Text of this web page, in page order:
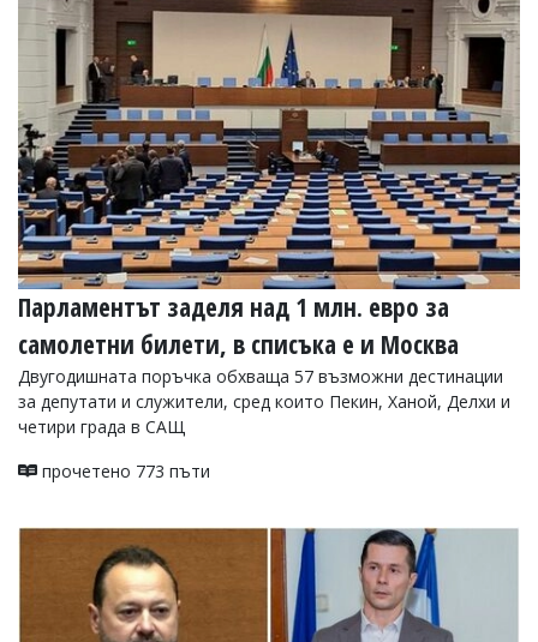
Парламентът заделя над 1 млн. евро за
самолетни билети, в списъка е и Москва
Двугодишната поръчка обхваща 57 възможни дестинации
за депутати и служители, сред които Пекин, Ханой, Делхи и
четири града в САЩ
прочетено 773 пъти